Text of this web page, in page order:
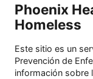
Phoenix
Homeless
Este sitio es un
Prevención de
información sobre